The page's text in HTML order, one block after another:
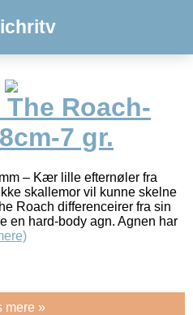
Roach-
7 gr.
– Kær lille efternøler fra
skallemor vil kunne skelne
Roach differenceirer fra sin
en hard-body agn. Agnen har
mere »